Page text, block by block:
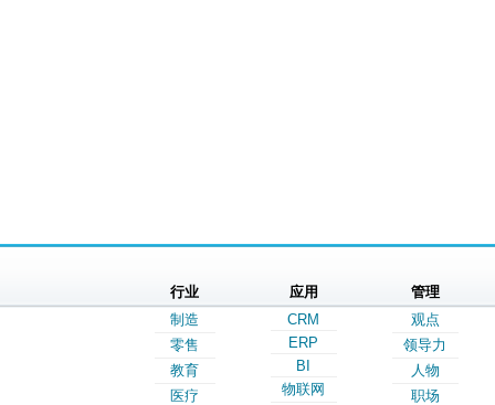
行业
制造
零售
教育
医疗
应用
CRM
ERP
BI
物联网
管理
观点
领导力
人物
职场